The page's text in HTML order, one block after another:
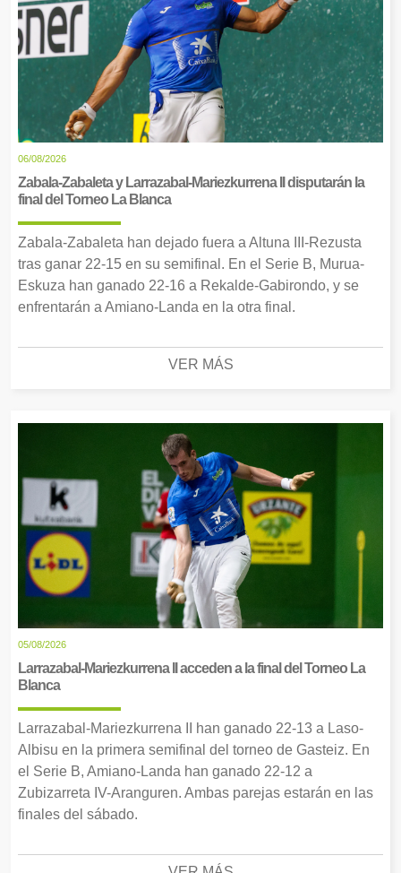
06/08/2026
Zabala-Zabaleta y Larrazabal-Mariezkurrena II disputarán la
final del Torneo La Blanca
Zabala-Zabaleta han dejado fuera a Altuna III-Rezusta
tras ganar 22-15 en su semifinal. En el Serie B, Murua-
Eskuza han ganado 22-16 a Rekalde-Gabirondo, y se
enfrentarán a Amiano-Landa en la otra final.
VER MÁS
05/08/2026
Larrazabal-Mariezkurrena II acceden a la final del Torneo La
Blanca
Larrazabal-Mariezkurrena II han ganado 22-13 a Laso-
Albisu en la primera semifinal del torneo de Gasteiz. En
el Serie B, Amiano-Landa han ganado 22-12 a
Zubizarreta IV-Aranguren. Ambas parejas estarán en las
finales del sábado.